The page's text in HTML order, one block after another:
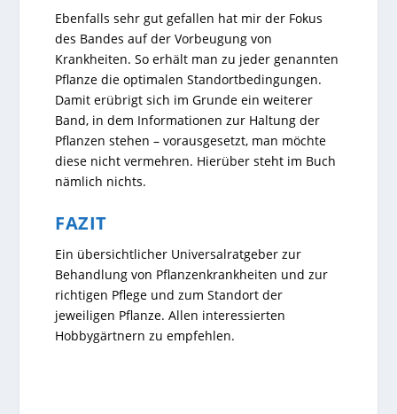
Ebenfalls sehr gut gefallen hat mir der Fokus
des Bandes auf der Vorbeugung von
Krankheiten. So erhält man zu jeder genannten
Pflanze die optimalen Standortbedingungen.
Damit erübrigt sich im Grunde ein weiterer
Band, in dem Informationen zur Haltung der
Pflanzen stehen – vorausgesetzt, man möchte
diese nicht vermehren. Hierüber steht im Buch
nämlich nichts.
FAZIT
Ein übersichtlicher Universalratgeber zur
Behandlung von Pflanzenkrankheiten und zur
richtigen Pflege und zum Standort der
jeweiligen Pflanze. Allen interessierten
Hobbygärtnern zu empfehlen.